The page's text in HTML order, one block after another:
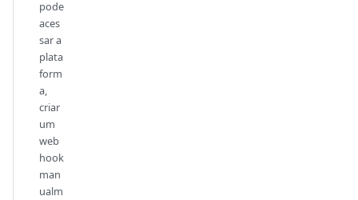
pode
aces
sar a
plata
form
a,
criar
um
web
hook
man
ualm